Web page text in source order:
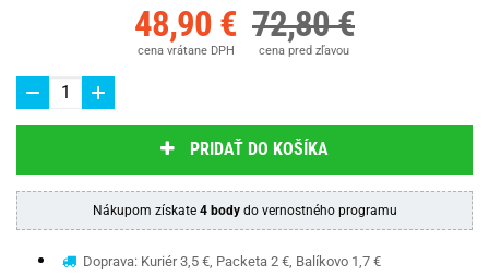
48,90 €
cena vrátane DPH
72,80 €
cena pred zľavou
PRIDAŤ DO KOŠÍKA
Nákupom získate 4 bodydo vernostného programu
Doprava: Kuriér 3,5 €, Packeta 2 €, Balíkovo 1,7 €